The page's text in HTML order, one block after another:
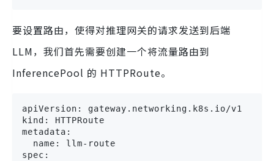
要设置路由，使得对推理网关的请求发送到后端
LLM，我们首先需要创建一个将流量路由到
InferencePool 的 HTTPRoute。
apiVersion: gateway.networking.k8s.io/v1
kind: HTTPRoute
metadata:
  name: llm-route
spec: